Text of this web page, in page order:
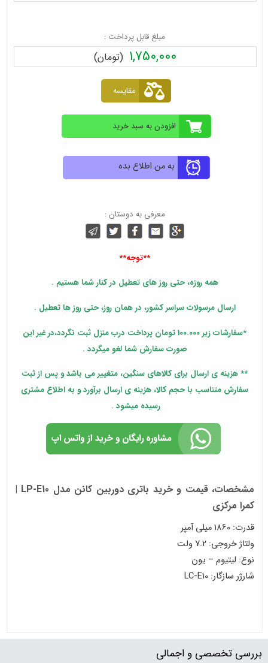
مبلغ قابل پرداخت :
1,750,000 (تومان)
به من اطلاع بده
معرفی به دوستان :
**توجه**
همه روزه، حتی روز های تعطیل در کنار شما هستیم .
ارسال مرسولات سراسر کشور، در همان روز، حتی روز ها تعطیل .
*سفارشات زیر 100.000 تومان پرداخت درب منزل ثبت نگردد،در غیر این
صورت سفارش شما لغو میگردد .
** هزینه ی ارسال برای کالاهای سنگین، متغییر می باشد و پس از ثبت
سفارش متناسب با حجم کالا، هزینه ی ارسال برآورد و به اطلاع مشتری
رسیده میشود .
مشخصات، قیمت و خرید باتری دوربین کانن مدل LP-E10 |
کمرا مرکزی
قدرت: 1860 میلی آمپر
ولتاژ خروجی: 7.2 ولت
نوع: لیتیوم – یون
شارژر سازگار: LC-E10
بررسی تخصصی و اجمالی